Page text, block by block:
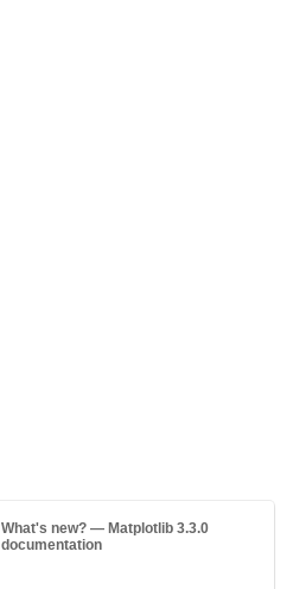
What's new? — Matplotlib 3.3.0
documentation